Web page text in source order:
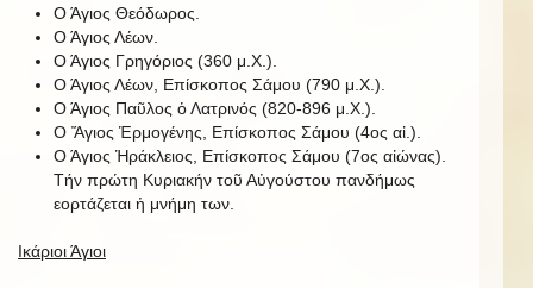
Ο Άγιος Θεόδωρος.
Ο Άγιος Λέων.
Ο Άγιος Γρηγόριος (360 μ.Χ.).
Ο Άγιος Λέων, Επίσκοπος Σάμου (790 μ.Χ.).
Ο Άγιος Παῦλος ὁ Λατρινός (820-896 μ.Χ.).
Ο Ἅγιος Ἑρμογένης, Επίσκοπος Σάμου (4ος αἰ.).
Ο Άγιος Ἡράκλειος, Επίσκοπος Σάμου (7ος αἰώνας).
Τήν πρώτη Κυριακήν τοῦ Αὐγούστου πανδήμως
εορτάζεται ἡ μνήμη των.
Ικάριοι Άγιοι